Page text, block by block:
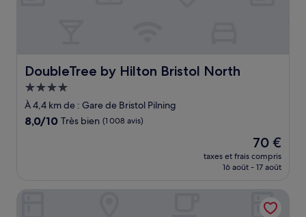
DoubleTree by Hilton Bristol North
DoubleTree by Hilton Bristol North
Hébergement
4.0 étoiles
À 4,4 km de : Gare de Bristol Pilning
8.0
8,0/10 Très bien (1 008 avis)
Le
nouveau
prix
de
70 €
70 €
taxes et frais compris
16 août - 17 août